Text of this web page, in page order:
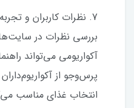
7. نظرات کاربران و تجربه‌داران
بررسی نظرات در
آکواریومی می‌تواند
پرس‌وجو از
انتخاب غذای مناسب